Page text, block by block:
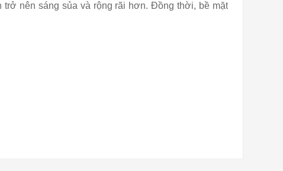
trở nên sáng sủa và rộng rãi hơn. Đồng thời, bề mặt